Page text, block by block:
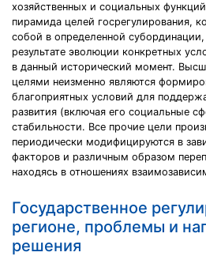
хозяйственных и социальных
пирамида целей госрегулирования,
собой в определенной
результате эволюции конкретных
в данный исторический момент.
целями неизменно являются
благоприятных условий для
развития (включая его социальные
стабильности. Все прочие цели
периодически модифицируются в
факторов и различным образом
находясь в отношениях
Государственное
регионе, проблемы и
решения